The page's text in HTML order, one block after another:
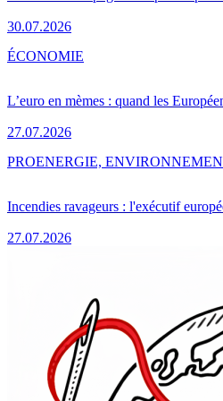
30.07.2026
L’euro en mèmes : quand les
27.07.2026
ÉCONOMIE
Incendies ravageurs : l'exécutif
27.07.2026
PROENERGIE,